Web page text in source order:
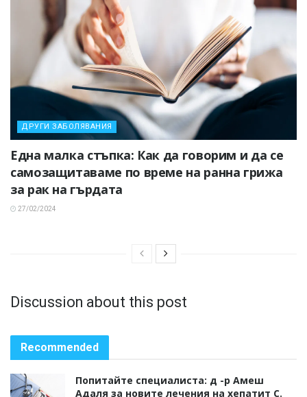
ДРУГИ ЗАБОЛЯВАНИЯ
Една малка стъпка: Как да говорим и да се
самозащитаваме по време на ранна грижа
за рак на гърдата
27/02/2024
Discussion about this post
Recommended
Попитайте специалиста: д -р Амеш
Адаля за новите лечения на хепатит С.